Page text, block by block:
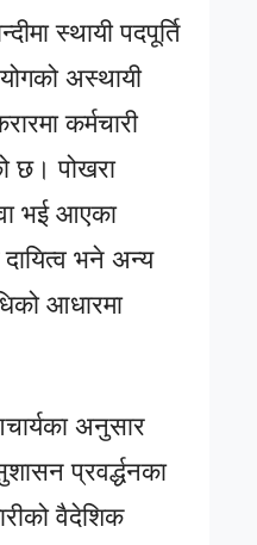
स्थायी पदपूर्ति
अस्थायी
कर्मचारी
छ। पोखरा
भई आएका
भने अन्य
आधारमा
अनुसार
प्रवर्द्धनका
वैदेशिक